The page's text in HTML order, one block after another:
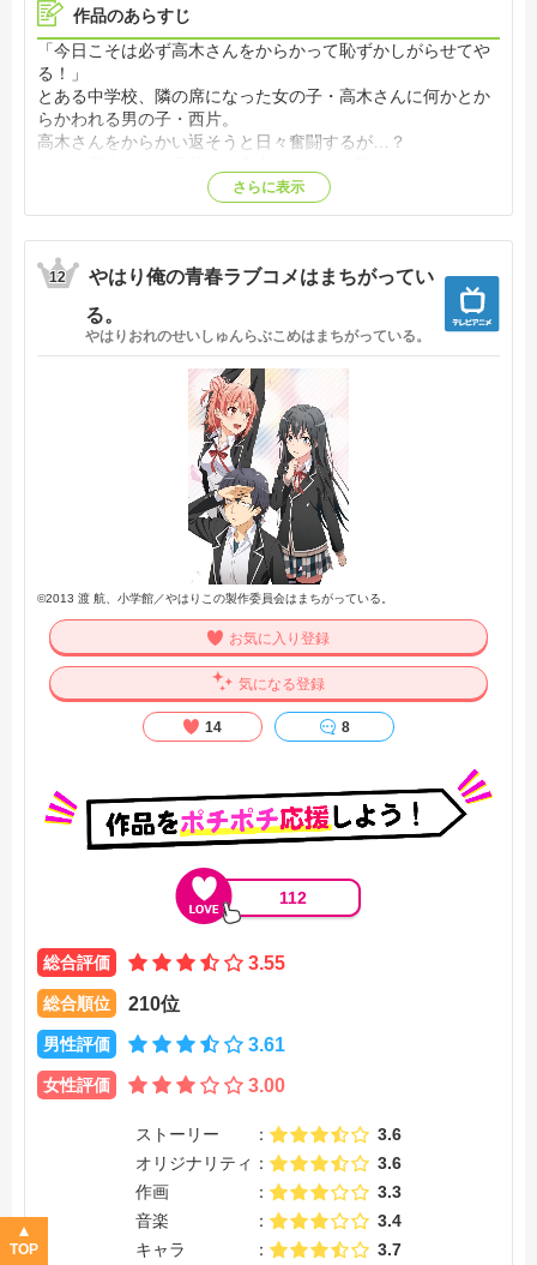
作品のあらすじ
「今日こそは必ず高木さんをからかって恥ずかしがらせてや
る！」
とある中学校、隣の席になった女の子・高木さんに何かとか
らかわれる男の子・西片。
高木さんをからかい返そうと日々奮闘するが…？
ート！【公式サイト他参照】さらに表示
12
やはり俺の青春ラブコメはまちがってい
る。
やはりおれのせいしゅんらぶこめはまちがっている。
©2013 渡 航、小学館／やはりこの製作委員会はまちがっている。
お気に入り登録
気になる登録
14 8
112
総合評価 3.55
総合順位 210位
男性評価 3.61
女性評価 3.00
ストーリー
3.6
オリジナリティ
3.6
作画
3.3
音楽
3.4
キャラ
3.7
TOP